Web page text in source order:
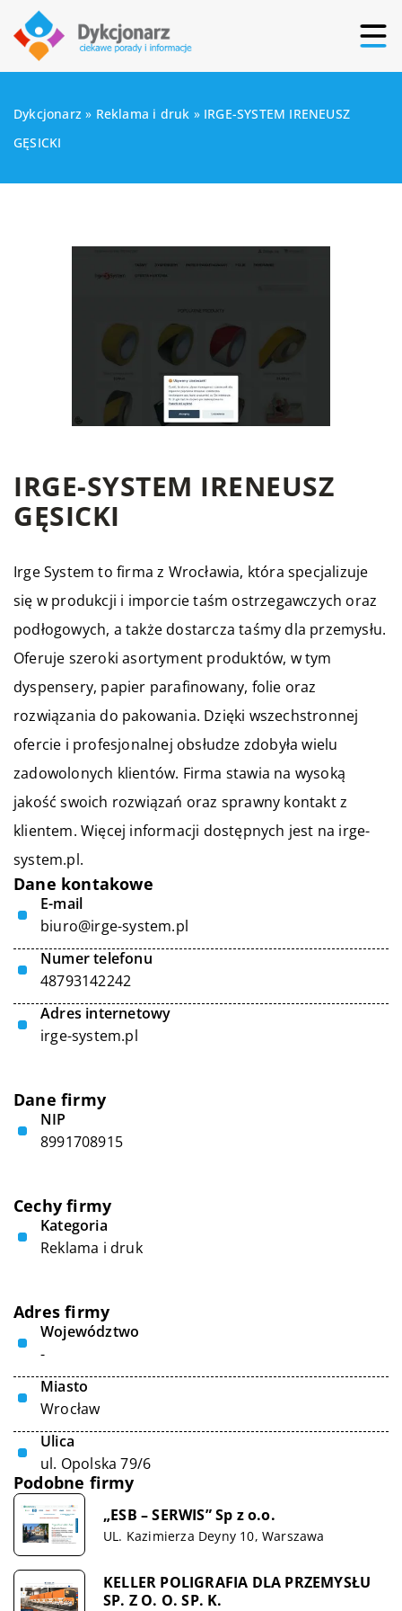
Dykcjonarz » Reklama i druk » IRGE-SYSTEM IRENEUSZ
GĘSICKI
IRGE-SYSTEM IRENEUSZ
GĘSICKI
Irge System to firma z Wrocławia, która specjalizuje
się w produkcji i imporcie taśm ostrzegawczych oraz
podłogowych, a także dostarcza taśmy dla przemysłu.
Oferuje szeroki asortyment produktów, w tym
dyspensery, papier parafinowany, folie oraz
rozwiązania do pakowania. Dzięki wszechstronnej
ofercie i profesjonalnej obsłudze zdobyła wielu
zadowolonych klientów. Firma stawia na wysoką
jakość swoich rozwiązań oraz sprawny kontakt z
klientem. Więcej informacji dostępnych jest na irge-
system.pl.
Dane kontakowe
E-mail
biuro@irge-system.pl
Numer telefonu
48793142242
Adres internetowy
irge-system.pl
Dane firmy
NIP
8991708915
Cechy firmy
Kategoria
Reklama i druk
Adres firmy
Województwo
-
Miasto
Wrocław
Ulica
ul. Opolska 79/6
Podobne firmy
„ESB – SERWIS” Sp z o.o.
UL. Kazimierza Deyny 10, Warszawa
KELLER POLIGRAFIA DLA PRZEMYSŁU
SP. Z O. O. SP. K.